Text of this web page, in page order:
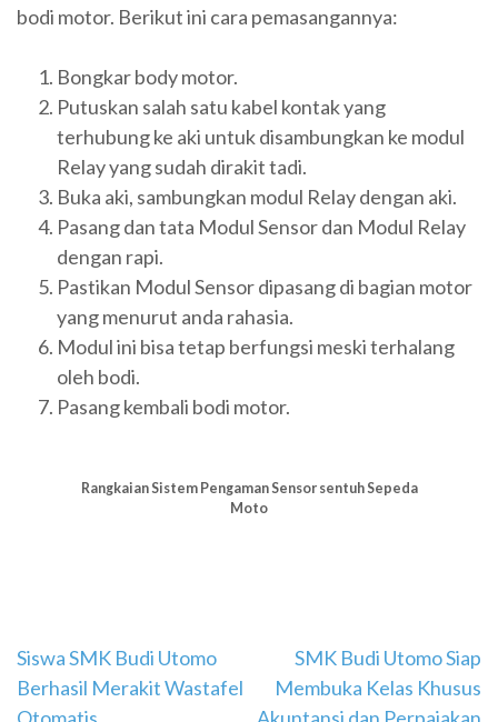
bodi motor. Berikut ini cara pemasangannya:
Bongkar body motor.
Putuskan salah satu kabel kontak yang
terhubung ke aki untuk disambungkan ke modul
Relay yang sudah dirakit tadi.
Buka aki, sambungkan modul Relay dengan aki.
Pasang dan tata Modul Sensor dan Modul Relay
dengan rapi.
Pastikan Modul Sensor dipasang di bagian motor
yang menurut anda rahasia.
Modul ini bisa tetap berfungsi meski terhalang
oleh bodi.
Pasang kembali bodi motor.
Rangkaian Sistem Pengaman Sensor sentuh Sepeda
Moto
Navigasi
pos
Siswa SMK Budi Utomo
Berhasil Merakit Wastafel
SMK Budi Utomo Siap
Membuka Kelas Khusus